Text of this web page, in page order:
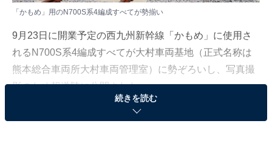
「かもめ」用のN700S系4編成すべてが勢揃い
9月23日に開業予定の西九州新幹線「かもめ」に使用さ
れるN700S系4編成すべてが大村車両基地（正式名称は
熊本総合車両所大村車両管理室）に勢ぞろいし、写真撮
影のため報道陣に公開された。
続きを読む